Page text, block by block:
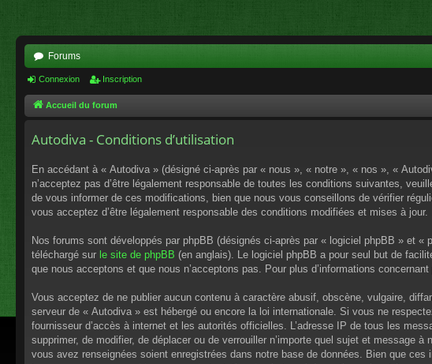
Forums
Connexion Inscription
Accueil du forum
Autodiva - Conditions d’utilisation
En accédant à « Autodiva » (désigné ci-après par « nous », « notre », « nos », «
n’acceptez pas d’être légalement responsable de toutes les conditions suivantes,
de vous informer de ces modifications, bien que nous vous conseillons de vérifier
vous acceptez d’être légalement responsable des conditions modifiées et mises à jour.
Nos forums sont développés par phpBB (désignés ci-après par « logiciel phpBB » et
téléchargé sur le site de phpBB (en anglais). Le logiciel phpBB a pour seul but de
que nous acceptons et que nous n’acceptons pas. Pour plus d’informations
Vous acceptez de ne publier aucun contenu à caractère abusif, obscène, vulgaire,
serveur de « Autodiva » est hébergé ou encore la loi internationale. Si vous ne
fournisseur d’accès à internet et les autorités officielles. L’adresse IP de tous les
supprimer, de modifier, de déplacer ou de verrouiller n’importe quel sujet et message
vous avez renseignées soient enregistrées dans notre base de données. Bien que